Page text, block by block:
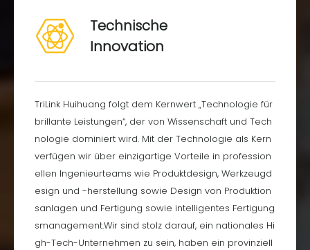
2021
Schließen Sie die
MES-Baus ab (die
Werkstatt für
Führungsplatten wird
vollständig in Betrieb
genommen).Schließen
Sie die zweite Phase
des intelligenten
Logistikbaus
Schließen Sie den Bau
dreidimensionaler
Container ab.
Technische
Innovation
TriLink Huihuang folgt dem Kernwert „Technologie für
brillante Leistungen“, der von Wissenschaft und Tech
nologie dominiert wird. Mit der Technologie als Kern
verfügen wir über einzigartige Vorteile in profession
ellen Ingenieurteams wie Produktdesign, Werkzeugd
esign und -herstellung sowie Design von Produktion
sanlagen und Fertigung sowie intelligentes Fertigung
smanagement.Wir sind stolz darauf, ein nationales Hi
gh-Tech-Unternehmen zu sein, haben ein provinziell